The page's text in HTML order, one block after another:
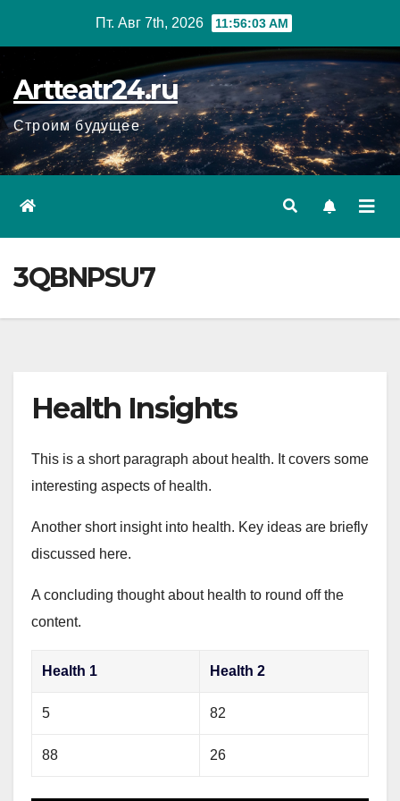
Пт. Авг 7th, 2026 11:56:05 AM
Artteatr24.ru
Строим будущее
3QBNPSU7
Health Insights
This is a short paragraph about health. It covers some
interesting aspects of health.
Another short insight into health. Key ideas are briefly
discussed here.
A concluding thought about health to round off the
content.
Health 1 Health 2
5 82
88 26